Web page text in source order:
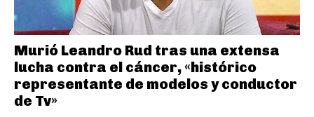
Murió Leandro Rud tras una extensa
lucha contra el cáncer, «histórico
representante de modelos y conductor
de Tv»